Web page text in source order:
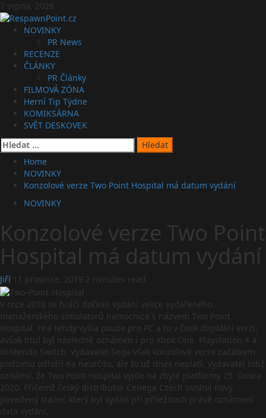
Skip
to
content
7 srpna, 2026
PrimaryNOVINKY
PR News
RECENZE
ČLÁNKY
PR Články
FILMOVÁ ZÓNA
Herní Tip Týdne
KOMIKSÁRNA
SVĚT DESKOVEK
Vyhledávání
Home
NOVINKY
Konzolové verze Two Point Hospital má datum vydání
NOVINKY
Konzolové verze Two Point
Hospital má datum vydání
Jiří 11 prosince, 2019 2 minutes read
V roce 2018 se hráči dočkali vydání velice vydařeného
manažerského simulatorů nemocnice s názvem Two Point
Hospital. Hra tehdy vyšla pouze pro PC a to v čisté digitální verzi,
avšak titul byl následně oznámen i pro Xbox One, Playstation 4 a
Nintendo Switch. Vydavatel Sega však konzolové verze začátkem
podzimu odložil na neurčito, ale to už dnes neplatí. Vydavatel totiž
oznámil, že Two Point Hospital vyjde na zbylé platformy 25. února
2020. Přičemž český distributor Cenega Czech uvolnil nový
povedený trailer, který byl vydán při příležitosti právě oznámení
data vydání.